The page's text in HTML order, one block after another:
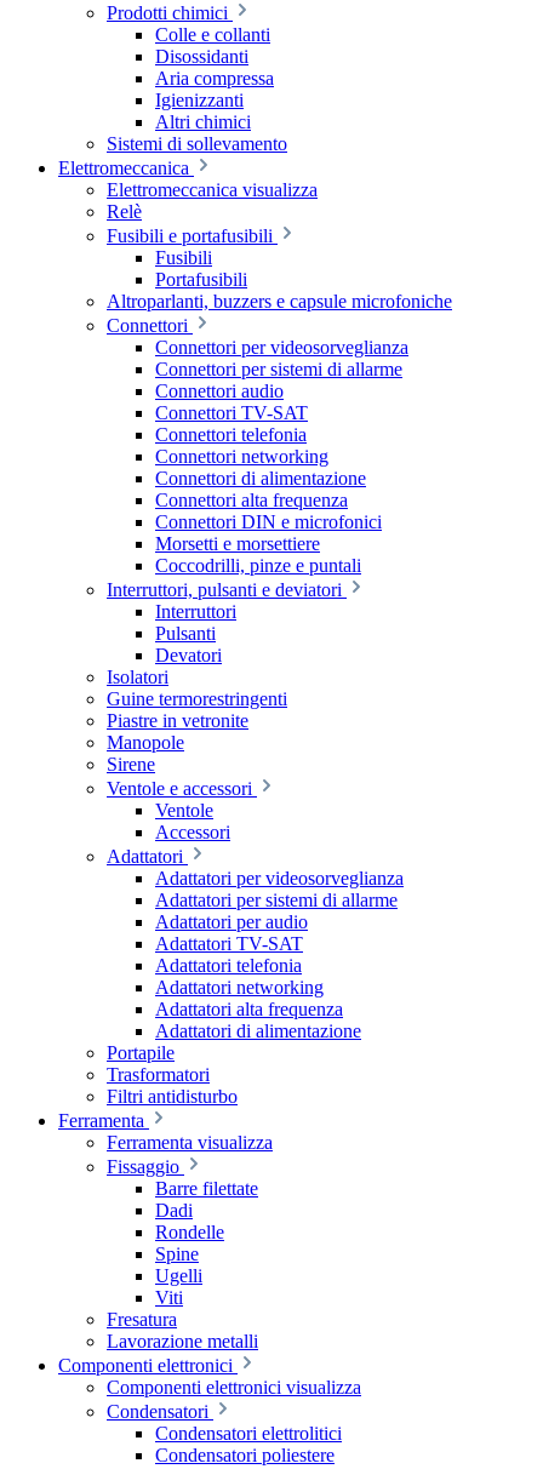
Prodotti chimici
Colle e collanti
Disossidanti
Aria compressa
Igienizzanti
Altri chimici
Sistemi di sollevamento
Elettromeccanica
Elettromeccanica visualizza
Relè
Fusibili e portafusibili
Fusibili
Portafusibili
Altroparlanti, buzzers e capsule microfoniche
Connettori
Connettori per videosorveglianza
Connettori per sistemi di allarme
Connettori audio
Connettori TV-SAT
Connettori telefonia
Connettori networking
Connettori di alimentazione
Connettori alta frequenza
Connettori DIN e microfonici
Morsetti e morsettiere
Coccodrilli, pinze e puntali
Interruttori, pulsanti e deviatori
Interruttori
Pulsanti
Devatori
Isolatori
Guine termorestringenti
Piastre in vetronite
Manopole
Sirene
Ventole e accessori
Ventole
Accessori
Adattatori
Adattatori per videosorveglianza
Adattatori per sistemi di allarme
Adattatori per audio
Adattatori TV-SAT
Adattatori telefonia
Adattatori networking
Adattatori alta frequenza
Adattatori di alimentazione
Portapile
Trasformatori
Filtri antidisturbo
Ferramenta
Ferramenta visualizza
Fissaggio
Barre filettate
Dadi
Rondelle
Spine
Ugelli
Viti
Fresatura
Lavorazione metalli
Componenti elettronici
Componenti elettronici visualizza
Condensatori
Condensatori elettrolitici
Condensatori poliestere